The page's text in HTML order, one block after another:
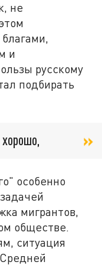
не
и
русскому
подбирать
особенно
мигрантов,
обществе.
ситуация
Средней